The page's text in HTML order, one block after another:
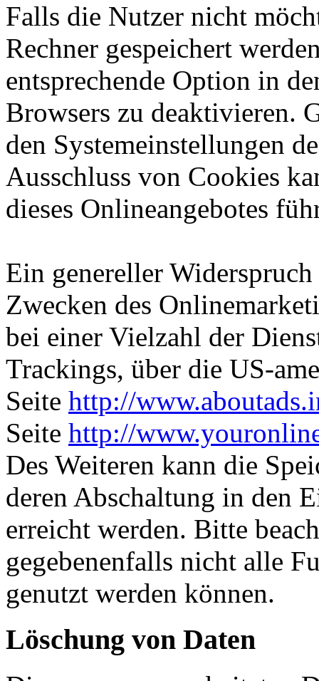
Falls die Nutzer nicht
Rechner gespeichert
entsprechende Option in
Browsers zu deaktivieren.
den Systemeinstellungen
Ausschluss von Cookies
dieses Onlineangebotes
Ein genereller
Zwecken des
bei einer Vielzahl der
Trackings, über die US-
Seite http://
Seite http://
Des Weiteren kann die
deren Abschaltung in den
erreicht werden. Bitte
gegebenenfalls nicht alle
genutzt werden können.
Löschung von Daten